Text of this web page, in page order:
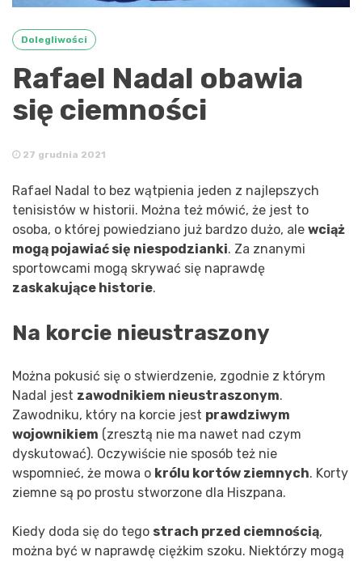
Dolegliwości
Rafael Nadal obawia
się ciemności
27 grudnia 2021
Rafael Nadal to bez wątpienia jeden z najlepszych
tenisistów w historii. Można też mówić, że jest to
osoba, o której powiedziano już bardzo dużo, ale wciąż
mogą pojawiać się niespodzianki. Za znanymi
sportowcami mogą skrywać się naprawdę
zaskakujące historie.
Na korcie nieustraszony
Można pokusić się o stwierdzenie, zgodnie z którym
Nadal jest zawodnikiem nieustraszonym.
Zawodniku, który na korcie jest prawdziwym
wojownikiem (zresztą nie ma nawet nad czym
dyskutować). Oczywiście nie sposób też nie
wspomnieć, że mowa o królu kortów ziemnych. Korty
ziemne są po prostu stworzone dla Hiszpana.
Kiedy doda się do tego strach przed ciemnością,
można być w naprawdę ciężkim szoku. Niektórzy mogą